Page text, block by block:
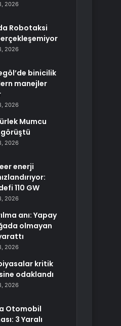
2026
Robotaksi
2026
binicilik
manejler
2026
Mumcu
2026
enerji
110 GW
2026
anı: Yapay
olmayan
2026
kritik
odaklandı
2026
Otomobil
3 Yaralı